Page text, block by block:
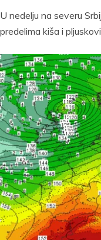
U nedelju na severu
predelima kiša i